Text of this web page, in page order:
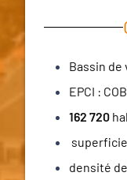
Bassin de
EPCI :
162 720
densité de